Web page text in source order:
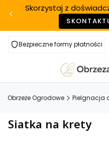
Skorzystaj z
Bezpieczne formy płatności
Obrzeże Ogrodowe Pielgnacja
Siatka na krety